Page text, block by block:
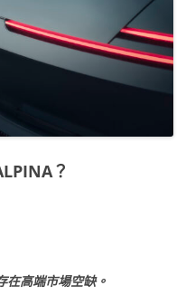
？
在高端市場空缺。